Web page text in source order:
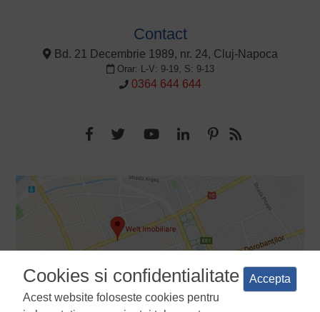
Contact
Bd. 21 Decembrie 1989, nr. 24, Cluj-Napoca
Orar: L-V: 9-19, S: 9-13
0364 644 644
Cookies si confidentialitate
Acest website foloseste cookies pentru
Accepta